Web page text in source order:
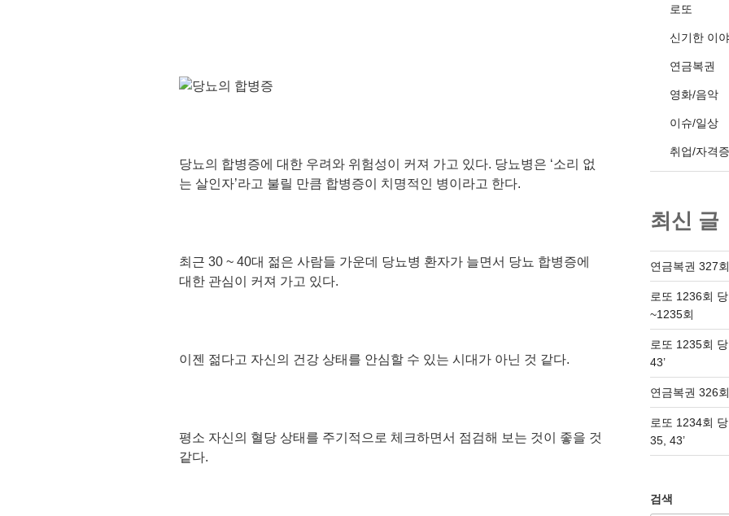
당뇨의 합병증에 대한 우려와 위험성이 커져 가고 있다. 당뇨병은 ‘소리 없
는 살인자’라고 불릴 만큼 합병증이 치명적인 병이라고 한다.
최근 30 ~ 40대 젊은 사람들 가운데 당뇨병 환자가 늘면서 당뇨 합병증에
대한 관심이 커져 가고 있다.
이젠 젊다고 자신의 건강 상태를 안심할 수 있는 시대가 아닌 것 같다.
평소 자신의 혈당 상태를 주기적으로 체크하면서 점검해 보는 것이 좋을 것
같다.
로또
신기한 이
연금복권
영화/음악
이슈/일상
취업/자격증
최신 글
연금복권 327
로또 1236회
~1235회
로또 1235회
43’
연금복권 326
로또 1234회
35, 43’
검색